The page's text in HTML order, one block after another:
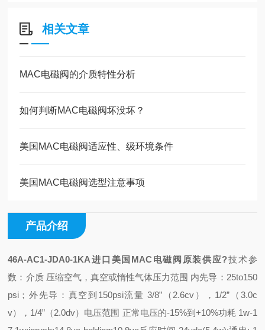
相关文章
MAC电磁阀的介质特性分析
如何判断MAC电磁阀坏没坏？
美国MAC电磁阀适应性、级环境条件
美国MAC电磁阀选型注意事项
产品介绍
46A-AC1-JDA0-1KA进口美国MAC电磁阀原装供应?技术参
数： 介质 压缩空气，真空或惰性气体压力范围 内先导：25to150
psi；外先导：真空到150psi流量 3/8”（2.6cv），1/2”（3.0c
v），1/4”（2.0dv） 电压范围 正常电压的-15%到+10%功耗 1w-1